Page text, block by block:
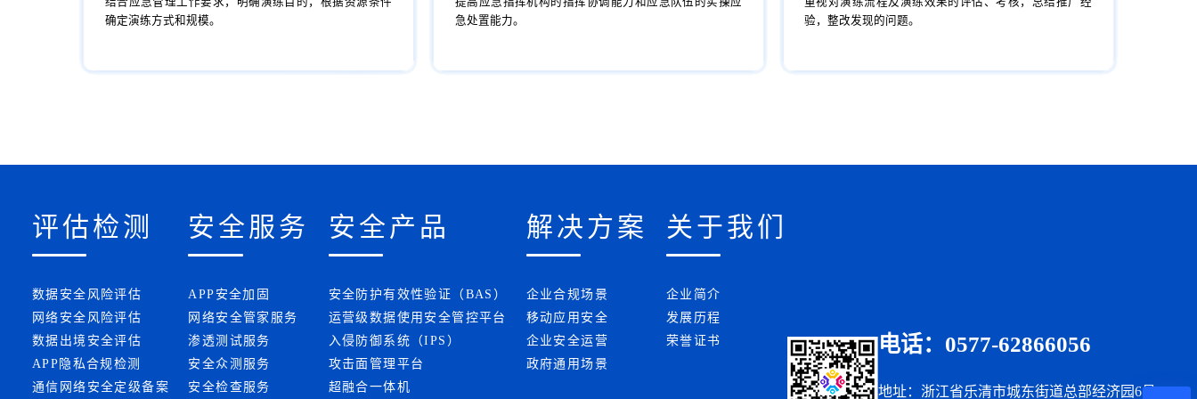
确定演练方式和规模。
急处置能力。
验，整改发现的问题。
评估检测
数据安全风险评估
网络安全风险评估
数据出境安全评估
APP隐私合规检测
通信网络安全定级备案
安全服务
APP安全加固
网络安全管家服务
渗透测试服务
安全众测服务
安全检查服务
安全产品
安全防护有效性验证（BAS）
运营级数据使用安全管控平台
入侵防御系统（IPS）
攻击面管理平台
超融合一体机
解决方案
企业合规场景
移动应用安全
企业安全运营
政府通用场景
关于我们
企业简介
发展历程
荣誉证书
电话：0577-62866056
地址：浙江省乐清市城东街道总部经济园6号